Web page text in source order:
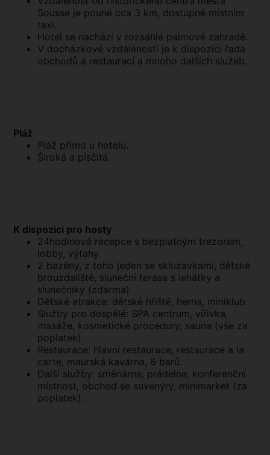
Sousse je pouhé cca 3 km, dostupné místním
taxi.
Hotel se nachází v rozsáhlé palmové zahradě.
V docházkové vzdálenosti je k dispozici řada
obchodů a restaurací a mnoho dalších služeb.
Pláž
Pláž přímo u hotelu.
Široká a písčitá.
K dispozici pro hosty
24hodinová recepce s bezplatným trezorem,
lobby, výtahy.
2 bazény, z toho jeden se skluzavkami, dětské
brouzdaliště, sluneční terasa s lehátky a
slunečníky (zdarma).
Dětské atrakce: dětské hřiště, herna, miniklub.
Služby pro dospělé: SPA centrum, vířivka,
masáže, kosmetické procedury, sauna (vše za
poplatek).
Restaurace: hlavní restaurace, restaurace a la
carte, maurská kavárna, 6 barů.
Další služby: směnárna, prádelna, konferenční
místnost, obchod se suvenýry, minimarket (za
poplatek).